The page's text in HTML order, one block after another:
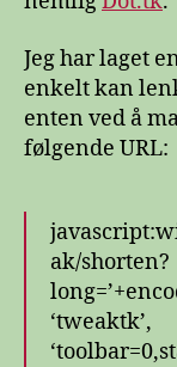
Jeg har laget
enkelt kan
enten ved å
følgende URL:
ak/shorten?
‘tweaktk’,